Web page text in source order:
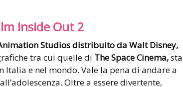
Inside Out 2
Studios distribuito da Walt Disney,
tra cui quelle di The Space Cinema,sta
Italia e nel mondo. Vale la pena di andare a
Oltre a essere divertente,